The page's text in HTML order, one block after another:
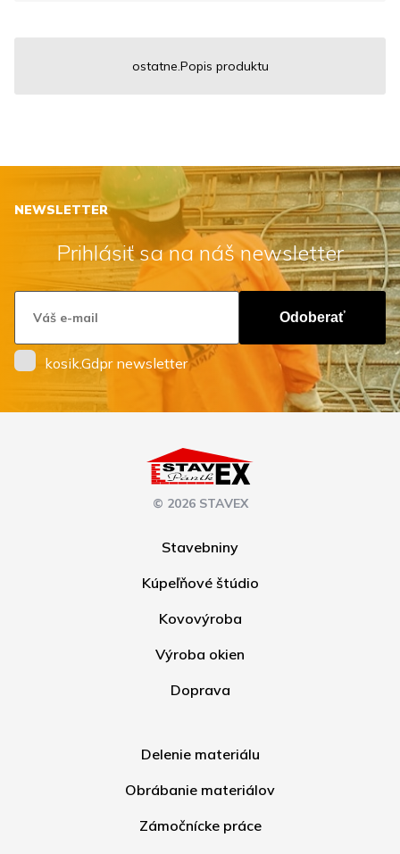
ostatne.Popis produktu
NEWSLETTER
Prihlásiť sa na náš newsletter
Odoberať
kosik.Gdpr newsletter
© 2026 STAVEX
Stavebniny
Kúpeľňové štúdio
Kovovýroba
Výroba okien
Doprava
Delenie materiálu
Obrábanie materiálov
Zámočnícke práce